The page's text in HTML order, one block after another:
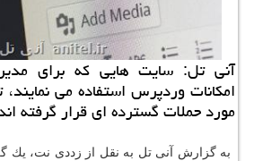
آنی تل: سایت هایی كه برای
امكانات وردپرس استفاده می
مورد حملات گسترده ای قرار گرفته
به گزارش آنی تل به نقل از زددی نت، یك